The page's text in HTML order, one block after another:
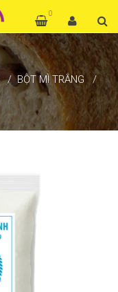
0
BỘT MÌ TRẮNG